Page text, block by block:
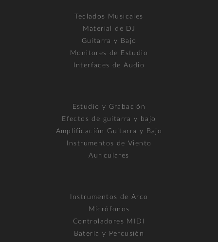
Teclados Musicales
Material de DJ
Guitarra y Bajo
Monitores de Estudio
Interfaces de Audio
Estudio y Grabación
Efectos de guitarra y bajo
Amplificación Guitarra y Bajo
Instrumentos de Viento
Auriculares
Instrumentos de Arco
Micrófonos
Controladores MIDI
Batería y Percusión